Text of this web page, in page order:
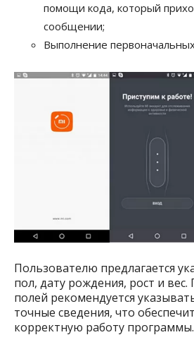
помощи кода, который
сообщении;
Выполнение
Пользователю предлагается
пол, дату рождения, рост и
полей рекомендуется
точные сведения, что
корректную работу программы.